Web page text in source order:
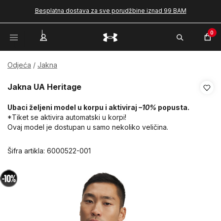
Besplatna dostava za sve porudžbine iznad 99 BAM
0
Odjeća Jakna
Jakna UA Heritage
Ubaci željeni model u korpu i aktiviraj –10% popusta.
*Tiket se aktivira automatski u korpi!
Ovaj model je dostupan u samo nekoliko veličina.
Šifra artikla: 6000522-001